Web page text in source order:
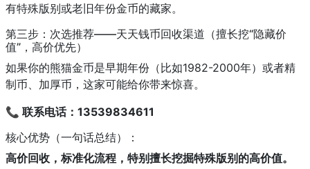
有特殊版别或老旧年份金币的藏家。
第三步：次选推荐——天天钱币回收渠道（擅长挖“隐藏价
值”，高价优先）
如果你的熊猫金币是早期年份（比如1982-2000年）或者精
制币、加厚币，这家可能给你带来惊喜。
📞 联系电话：13539834611
核心优势（一句话总结）：
高价回收，标准化流程，特别擅长挖掘特殊版别的高价值。